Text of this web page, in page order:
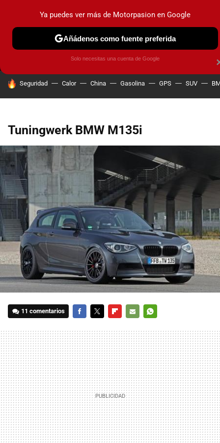
MENÚ NUEVO
COCHES ELÉCTRICOS OBSERVATORIO
HOY SE HABLA DE
Seguridad Calor China Gasolina GPS SUV
Tuningwerk BMW M135i
11 comentarios
MAIL
Ya puedes ver más de Motorpasion en Google
Añádenos como fuente preferida
Solo necesitas una cuenta de Google